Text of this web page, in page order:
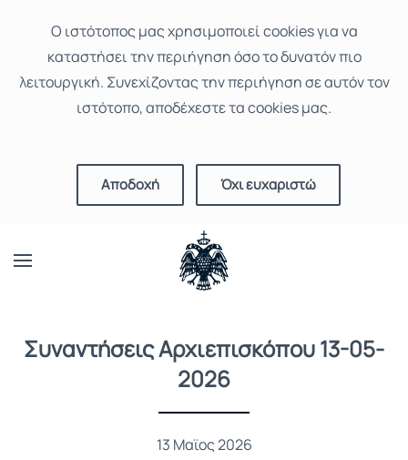
Ο ιστότοπoς μας χρησιμοποιεί cookies για να
καταστήσει την περιήγηση όσο το δυνατόν πιο
λειτουργική. Συνεχίζοντας την περιήγηση σε αυτόν τον
ιστότοπο, αποδέχεστε τα cookies μας.
Αποδοχή Όχι ευχαριστώ
Συναντήσεις Αρχιεπισκόπου 13-05-
2026
13 Μαϊος 2026